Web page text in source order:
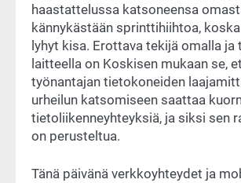
haastattelussa katsoneensa
kännykästään sprinttihiihtoa,
lyhyt kisa. Erottava tekijä omalla ja
laitteella on Koskisen mukaan se,
työnantajan tietokoneiden
urheilun katsomiseen saattaa
tietoliikenneyhteyksiä, ja siksi sen
on perusteltua.
Tänä päivänä verkkoyhteydet ja